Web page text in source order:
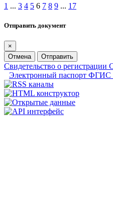
1 ... 3 4 5 6 7 8 9 ... 17
Отправить документ
×
Отмена
Отправить
Свидетельство о
Электронный паспорт